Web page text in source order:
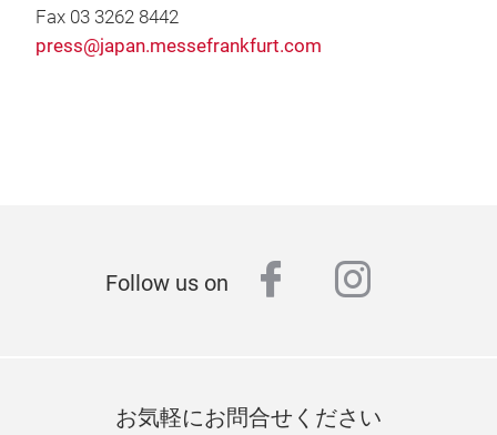
Fax 03 3262 8442
press@japan.messefrankfurt.com
Follow us on facebook
お気軽にお問合せください